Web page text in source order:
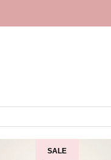
SALE